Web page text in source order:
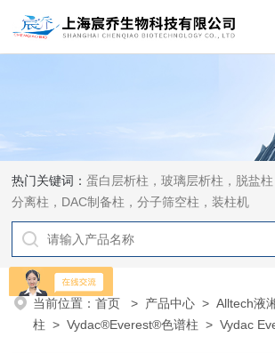
热门关键词：蛋白层析柱，玻璃层析柱，脱盐
分离柱，DAC制备柱，分子筛空柱，装柱机
当前位置：首页 > 产品中心 >Alltech液
柱 >Vydac®Everest®色谱柱 > Vydac